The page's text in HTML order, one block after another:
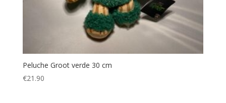
Peluche Groot verde 30 cm
€21.90